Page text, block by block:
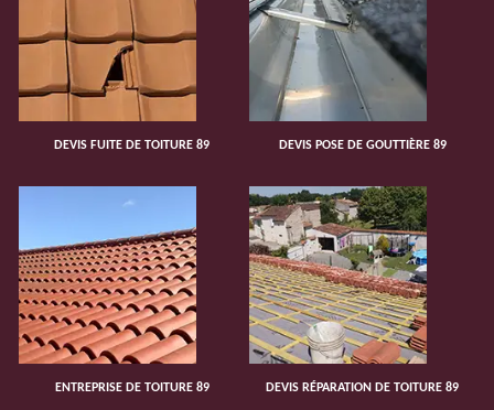
DEVIS FUITE DE TOITURE 89 DEVIS POSE DE GOUTTIÈRE 89
ENTREPRISE DE TOITURE 89 DEVIS RÉPARATION DE TOITURE 89